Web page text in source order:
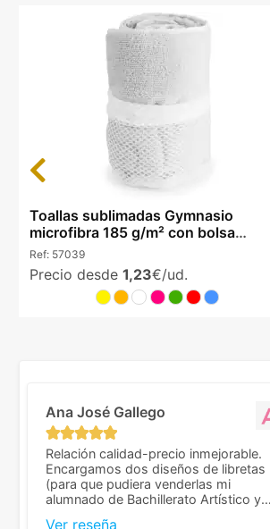
Toallas sublimadas Gymnasio
microfibra 185 g/m² con bolsa
redecilla
Ref: 57039
Precio desde 1,23€/ud.
Previous
Ana José Gallego
Relación calidad-precio inmejorable.
Encargamos dos diseños de libretas
(para que pudiera venderlas mi
alumnado de Bachillerato Artístico y
Ver reseña